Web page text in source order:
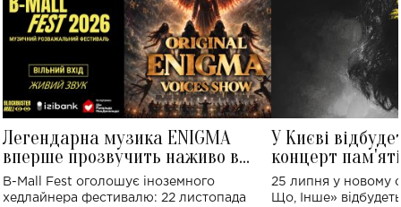
Легендарна музика ENIGMA
вперше прозвучить наживо в
Україні: де відбудеться концерт
B-Mall Fest оголошує іноземного
хедлайнера фестивалю: 22 листопада
У Києві
концерт
Клименка:
виконають
25 липня у новому
Що, Інше»